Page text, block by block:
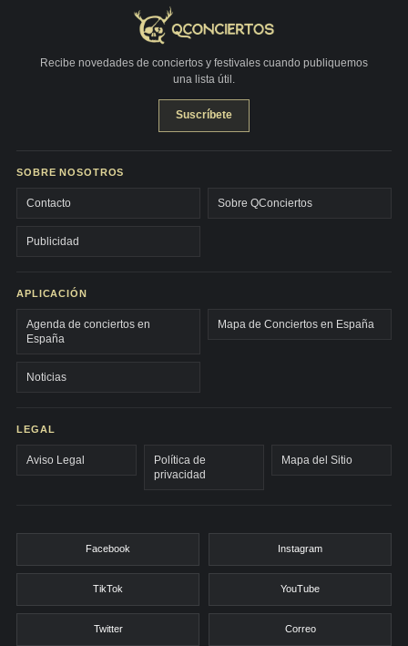
Recibe novedades de conciertos y festivales cuando publiquemos
una lista útil.
Suscríbete
SOBRE NOSOTROS
Contacto Sobre QConciertos
Publicidad
APLICACIÓN
Agenda de conciertos en
España
Mapa de Conciertos en España
Noticias
LEGAL
Aviso Legal
Política de
privacidad
Mapa del Sitio
Facebook Instagram
TikTok YouTube
Twitter Correo